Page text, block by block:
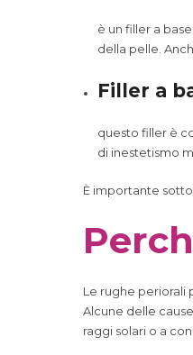
è un filler a
della pelle.
Filler a
questo filler è
di inestetismo
È importante
Le rughe periorali
Alcune delle
raggi solari o a